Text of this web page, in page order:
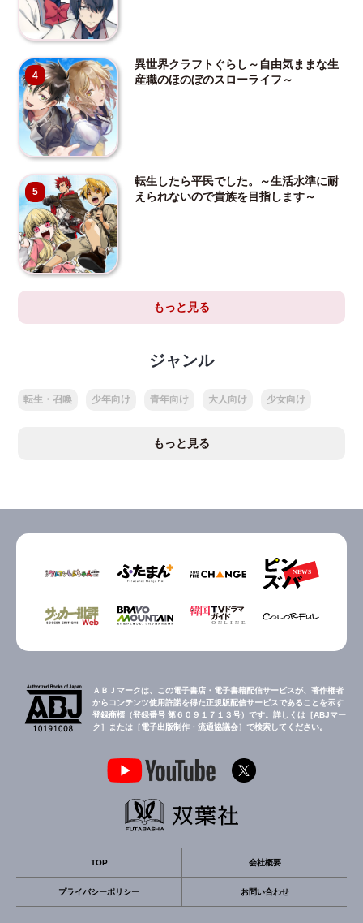
4
異世界クラフトぐらし～自由気ままな生
産職のほのぼのスローライフ～
5
転生したら平民でした。～生活水準に耐
えられないので貴族を目指します～
もっと見る
ジャンル
転生・召喚 少年向け 青年向け 大人向け 少女向け
もっと見る
ＡＢＪマークは、この電子書店・電子書籍配信サービスが、著作権者
からコンテンツ使用許諾を得た正規版配信サービスであることを示す
登録商標（登録番号 第６０９１７１３号）です。詳しくは［ABJマー
ク］または［電子出版制作・流通協議会］で検索してください。
TOP 会社概要
プライバシーポリシー お問い合わせ